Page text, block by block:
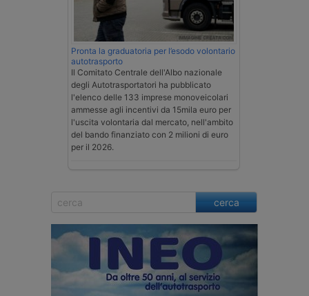
Pronta la graduatoria per l’esodo volontario
autotrasporto
Il Comitato Centrale dell'Albo nazionale
degli Autotrasportatori ha pubblicato
l'elenco delle 133 imprese monoveicolari
ammesse agli incentivi da 15mila euro per
l'uscita volontaria dal mercato, nell'ambito
del bando finanziato con 2 milioni di euro
per il 2026.
cerca